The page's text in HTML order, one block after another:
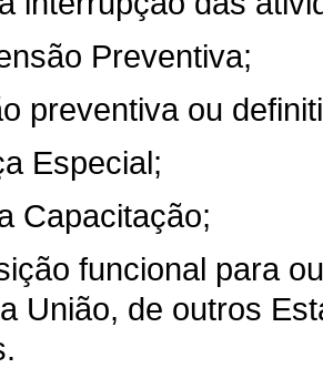
Preventiva;
preventiva ou
Especial;
Capacitação;
funcional para
União, de outros